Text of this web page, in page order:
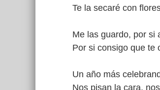
Te la secaré con
Me las guardo, por si
Por si consigo que te
Un año más
Nos pisan la cara,